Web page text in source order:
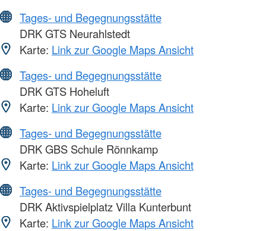
Tages- und Begegnungsstätte
DRK GTS Neurahlstedt
Karte: Link zur Google Maps Ansicht
Tages- und Begegnungsstätte
DRK GTS Hoheluft
Karte: Link zur Google Maps Ansicht
Tages- und Begegnungsstätte
DRK GBS Schule Rönnkamp
Karte: Link zur Google Maps Ansicht
Tages- und Begegnungsstätte
DRK Aktivspielplatz Villa Kunterbunt
Karte: Link zur Google Maps Ansicht